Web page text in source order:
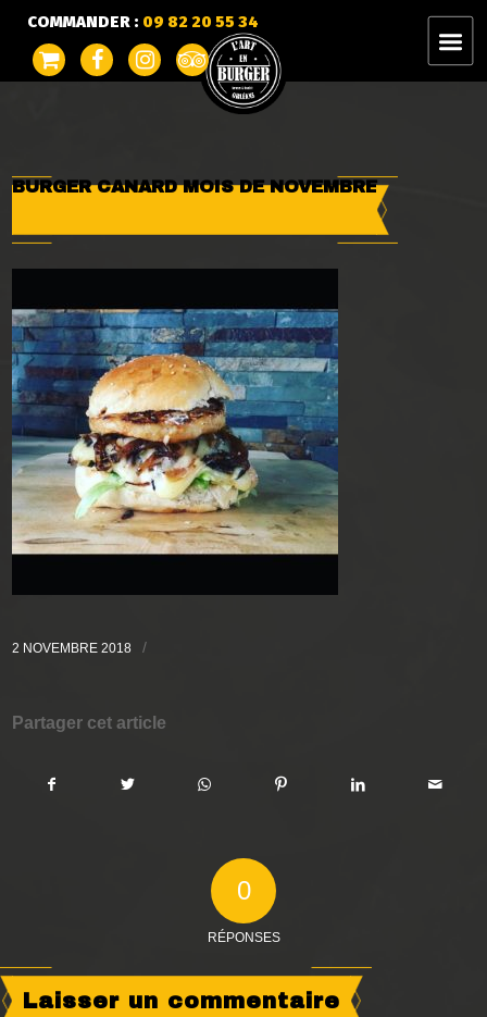
COMMANDER : 09 82 20 55 34
BURGER CANARD MOIS DE NOVEMBRE
2 NOVEMBRE 2018 /
Partager cet article
0
RÉPONSES
Laisser un commentaire